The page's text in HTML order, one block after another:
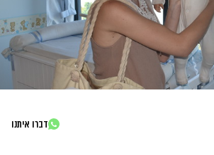
דברו איתנו